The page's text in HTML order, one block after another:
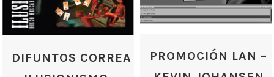
PROMOCIÓN LAN –
DIFUNTOS CORREA